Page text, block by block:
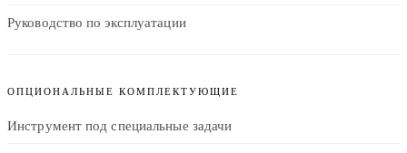
Руководство по эксплуатации
ОПЦИОНАЛЬНЫЕ КОМПЛЕКТУЮЩИЕ
Инструмент под специальные задачи